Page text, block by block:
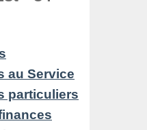
au Service
particuliers